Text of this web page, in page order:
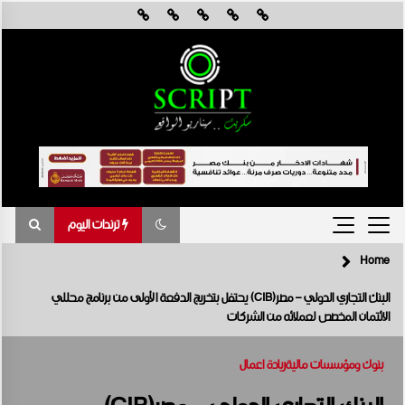
to
ترندات اليوم
ترندات اليوم
قوي في جميع المؤشرات المالية الرئيسية
أغسطس 6, 2026
Home
البنك التجاري الدولي – مصر(CIB) يحتفل بتخريج الدفعة الأولى من برنامج محللي
الائتمان المخصص لعملائه من الشركات
بنوك ومؤسسات ماليةريادة اعمال